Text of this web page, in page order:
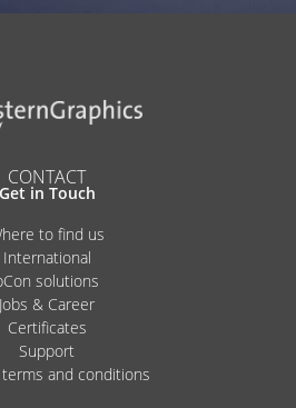
CONTACT
Get in Touch
to find us
International
solutions
Jobs & Career
Certificates
Support
and conditions